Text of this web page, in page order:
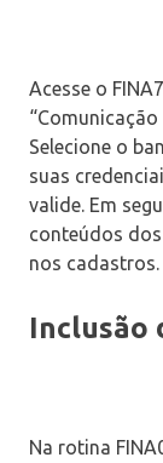
Acesse o
Selecione o
suas
valide. Em
conteúdos
nos cadastros.
Inclusão
Na rotina